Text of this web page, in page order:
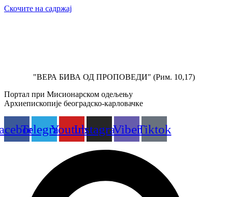
Скочите на садржај
"ВЕРА БИВА ОД ПРОПОВЕДИ" (Рим. 10,17)
Портал при Мисионарском одељењу
Архиепископије београдско-карловачке
TelegramYoutubeInstagramViberTiktok